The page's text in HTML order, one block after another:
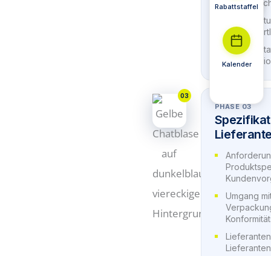
03
PHASE 03
Umgang
Rabattstaffel
Kalender